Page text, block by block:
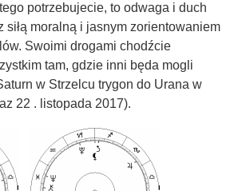
potrzebujecie, to odwaga i duch
siłą moralną i jasnym zorientowaniem
Swoimi drogami chodźcie
tam, gdzie inni będa mogli
w Strzelcu trygon do Urana w
22 . listopada 2017).